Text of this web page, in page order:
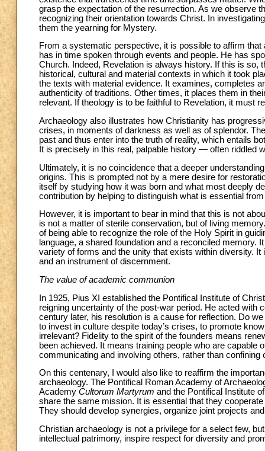
grasp the expectation of the resurrection. As we observe
recognizing their orientation towards Christ. In
them the yearning for Mystery.
From a systematic perspective, it is possible to affirm
has in time spoken through events and people. He has
Church. Indeed, Revelation is always history. If this is so,
historical, cultural and material contexts in which it took
the texts with material evidence. It examines, completes
authenticity of traditions. Other times, it places them in
relevant. If theology is to be faithful to Revelation, it must
Archaeology also illustrates how Christianity has
crises, in moments of darkness as well as of splendor.
past and thus enter into the truth of reality, which entails
It is precisely in this real, palpable history — often
Ultimately, it is no coincidence that a deeper
origins. This is prompted not by a mere desire for
itself by studying how it was born and what most deeply
contribution by helping to distinguish what is essential
However, it is important to bear in mind that this is not
is not a matter of sterile conservation, but of living
of being able to recognize the role of the Holy Spirit in
language, a shared foundation and a reconciled
variety of forms and the unity that exists within diversity.
and an instrument of discernment.
The value of academic communion
In 1925, Pius XI established the Pontifical Institute of
reigning uncertainty of the post-war period. He acted with
century later, his resolution is a cause for reflection. Do
to invest in culture despite today’s crises, to promote
irrelevant? Fidelity to the spirit of the founders means
been achieved. It means training people who are capable
communicating and involving others, rather than confining
On this centenary, I would also like to reaffirm the
archaeology. The Pontifical Roman Academy of
Academy Cultorum Martyrum and the Pontifical Institute
share the same mission. It is essential that they
They should develop synergies, organize joint projects
Christian archaeology is not a privilege for a select few,
intellectual patrimony, inspire respect for diversity and